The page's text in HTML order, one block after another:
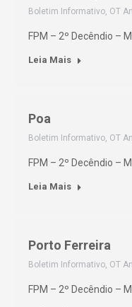
Boletim Informativo, OT
FPM – 2º Decêndio –
Leia Mais
Poa
Boletim Informativo, OT
FPM – 2º Decêndio –
Leia Mais
Porto Ferreira
Boletim Informativo, OT
FPM – 2º Decêndio –